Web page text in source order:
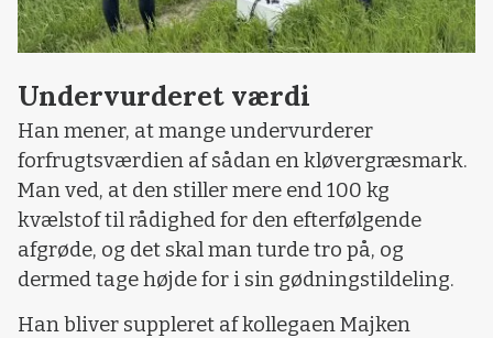
Undervurderet værdi
Han mener, at mange undervurderer
forfrugtsværdien af sådan en kløvergræsmark.
Man ved, at den stiller mere end 100 kg
kvælstof til rådighed for den efterfølgende
afgrøde, og det skal man turde tro på, og
dermed tage højde for i sin gødningstildeling.
Han bliver suppleret af kollegaen Majken